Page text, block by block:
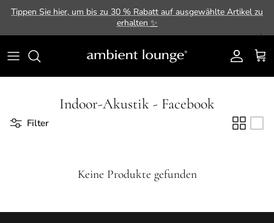
Direkt zum Inhalt
Tippen Sie hier, um bis zu 30 % Rabatt auf ausgewählte Artikel zu
erhalten ✨
Konto
Indoor-Akustik - Facebook
Filter
Keine Produkte gefunden